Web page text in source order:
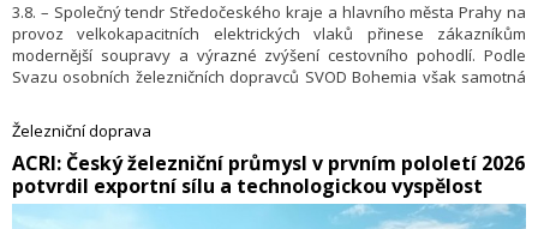
3.8. – Společný tendr Středočeského kraje a hlavního města Prahy na
provoz velkokapacitních elektrických vlaků přinese zákazníkům
modernější soupravy a výrazné zvýšení cestovního pohodlí. Podle
Svazu osobních železničních dopravců SVOD Bohemia však samotná
odstranit úzká hrdla pražského železničního uzlu a zvýšit propustnost
příjezdových tratí.
Železniční doprava
​ACRI: Český železniční průmysl v prvním pololetí 2026
potvrdil exportní sílu a technologickou vyspělost